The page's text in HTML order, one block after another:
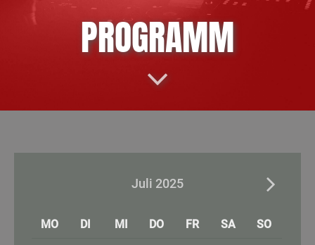
PROGRAMM
Juli 2025
MO DI MI DO FR SA SO